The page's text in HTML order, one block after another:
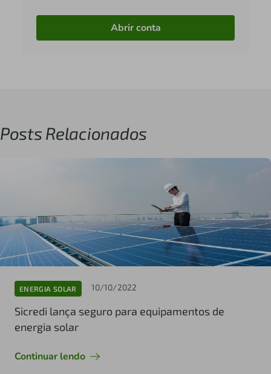
Abrir conta
Posts Relacionados
ENERGIA SOLAR 10/10/2022
Sicredi lança seguro para equipamentos de
energia solar
Continuar lendo